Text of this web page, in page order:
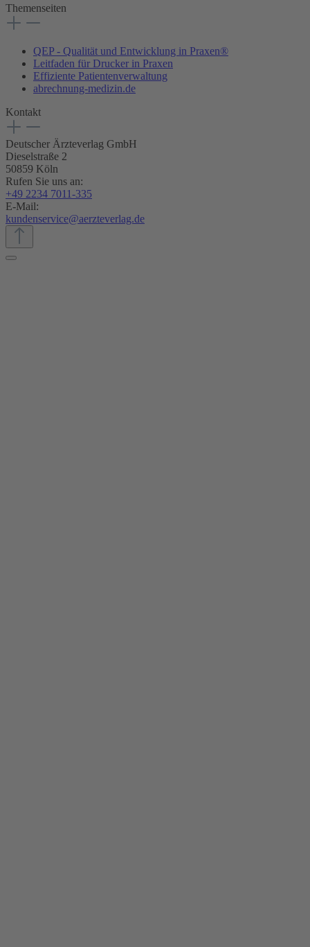
Themenseiten
QEP - Qualität und Entwicklung in Praxen®
Leitfaden für Drucker in Praxen
Effiziente Patientenverwaltung
abrechnung-medizin.de
Kontakt
Deutscher Ärzteverlag GmbH
Dieselstraße 2
50859 Köln
Rufen Sie uns an:
+49 2234 7011-335
E-Mail:
kundenservice@aerzteverlag.de